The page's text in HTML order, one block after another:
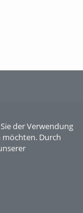
der Verwendung
möchten. Durch
Sperber